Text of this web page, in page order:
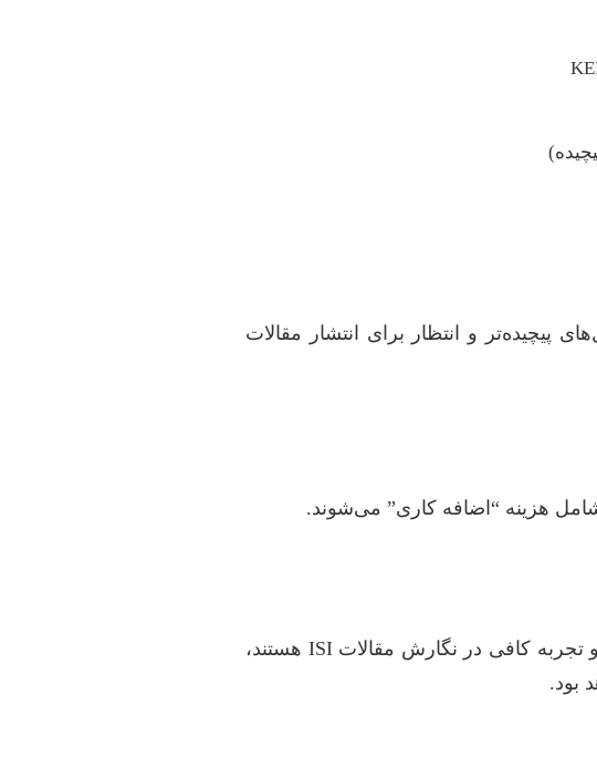
پیچیده‌تر و انتظار برای انتشار مقالات
شامل هزینه “اضافه کاری” می‌شوند.
افراد یا تیم‌هایی که دارای سابقه درخشان، تخصص بالا در گرایش راه و ترابری و تجربه کافی در نگارش مقالات ISI هستند،
بود.